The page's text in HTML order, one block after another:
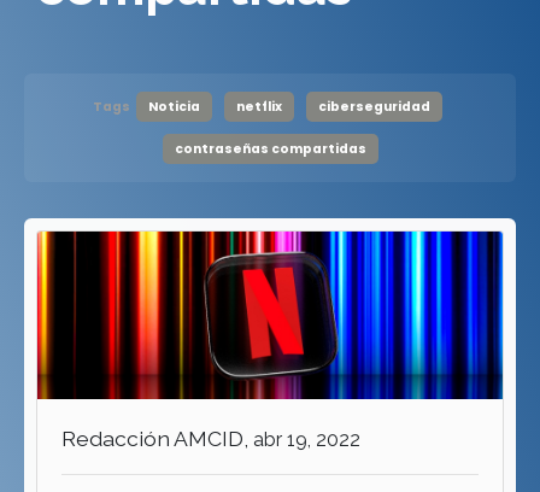
Tags Noticia netflix ciberseguridad
contraseñas compartidas
Redacción AMCID, abr 19, 2022